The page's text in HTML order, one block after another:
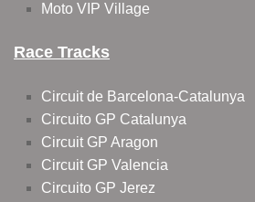
Moto VIP Village
Race Tracks
Circuit de Barcelona-Catalunya
Circuito GP Catalunya
Circuit GP Aragon
Circuit GP Valencia
Circuito GP Jerez